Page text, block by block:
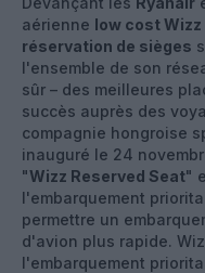
aérienne low cost Wizz
réservation de sièges
l'ensemble de son
sûr – des meilleures
succès auprès des
compagnie hongroise
inauguré le 24
"Wizz Reserved Seat"
l'embarquement
permettre un
d'avion plus rapide.
l'embarquement